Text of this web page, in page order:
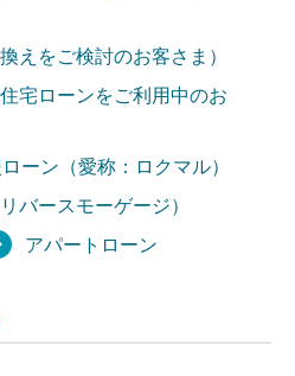
えをご検討のお客さま）
宅ローンをご利用中のお
ーン（愛称：ロクマル）
バースモーゲージ）
アパートローン